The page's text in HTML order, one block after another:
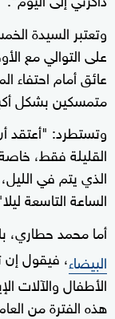
وتعتبر السيدة
على التوالي مع
عائق أمام احتفاء
متمسكين بشكل
وتستطرد: "أعتقد
القليلة فقط،
الذي يتم في
الساعة التاسعة
أما محمد حطاري،
البيضاء، فيقول إن
الأطفال والآلات
هذه الفترة من